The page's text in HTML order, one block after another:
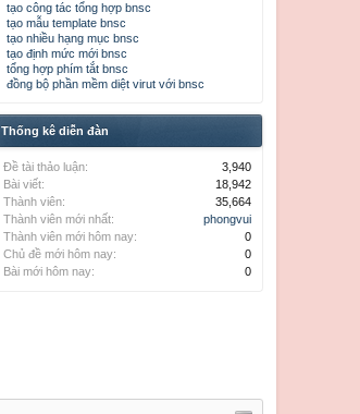
tạo công tác tổng hợp bnsc
tạo mẫu template bnsc
tạo nhiều hạng mục bnsc
tạo định mức mới bnsc
tổng hợp phím tắt bnsc
đồng bộ phần mềm diệt virut với bnsc
Thống kê diễn đàn
Đề tài thảo luận:
3,940
Bài viết:
18,942
Thành viên:
35,664
Thành viên mới nhất:
phongvui
Thành viên mới hôm nay:
0
Chủ đề mới hôm nay:
0
Bài mới hôm nay:
0